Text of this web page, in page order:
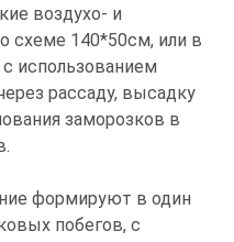
воздухо- и
схеме 140*50см, или в
использованием
рассаду, высадку
заморозков в
формируют в один
побегов, с